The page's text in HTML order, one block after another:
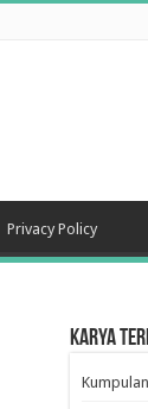
Privacy Policy
Karya